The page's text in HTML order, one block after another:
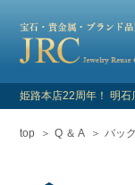
姫路本店22周年！ 明石
top Q ＆ A バッ